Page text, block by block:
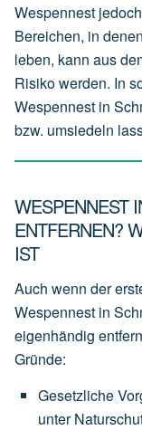
Wespennest
Bereichen, in
leben, kann aus
Risiko werden. In
Wespennest in
bzw. umsiedeln
WESPENNEST
ENTFERNEN?
IST
Auch wenn der
Wespennest in
eigenhändig
Gründe:
Gesetzliche
unter